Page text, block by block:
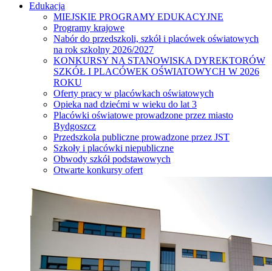
Edukacja
MIEJSKIE PROGRAMY EDUKACYJNE
Programy krajowe
Nabór do przedszkoli, szkół i placówek oświatowych
na rok szkolny 2026/2027
KONKURSY NA STANOWISKA DYREKTORÓW
SZKÓŁ I PLACÓWEK OŚWIATOWYCH W 2026
ROKU
Oferty pracy w placówkach oświatowych
Opieka nad dziećmi w wieku do lat 3
Placówki oświatowe prowadzone przez miasto
Bydgoszcz
Przedszkola publiczne prowadzone przez JST
Szkoły i placówki niepubliczne
Obwody szkół podstawowych
Otwarte konkursy ofert